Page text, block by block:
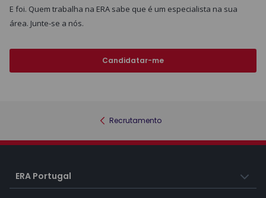
E foi. Quem trabalha na ERA sabe que é um especialista na sua
área. Junte-se a nós.
Candidatar-me
Recrutamento
ERA Portugal